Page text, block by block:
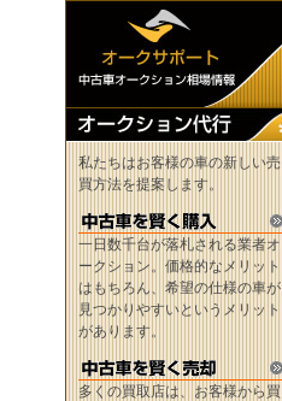
私たちはお客様の車の新しい売
買方法を提案します。
一日数千台が落札される業者オ
ークション。価格的なメリット
はもちろん、希望の仕様の車が
見つかりやすいというメリット
があります。
多くの買取店は、お客様から買